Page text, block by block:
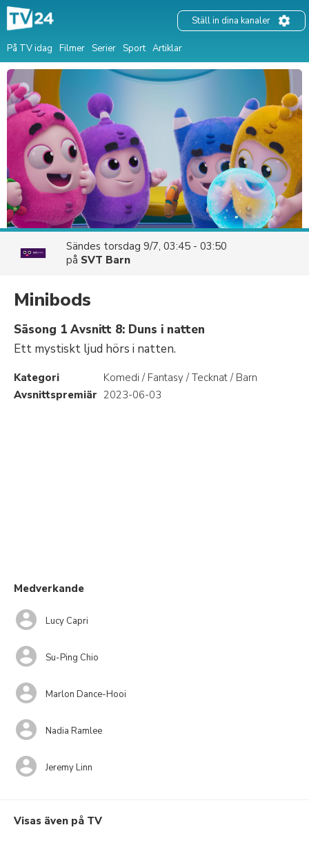
På TV idag Filmer Serier Sport Artiklar
Ställ in dina kanaler
Sändes torsdag 9/7, 03:45 - 03:50
på SVT Barn
Minibods
Säsong 1 Avsnitt 8: Duns i natten
Ett mystiskt ljud hörs i natten.
Kategori
Komedi / Fantasy / Tecknat / Barn
Avsnittspremiär 2023-06-03
Medverkande
Lucy Capri
Su-Ping Chio
Marlon Dance-Hooi
Nadia Ramlee
Jeremy Linn
Visas även på TV